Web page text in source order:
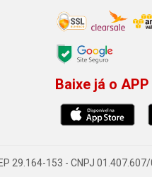
Baixe já o
29.164-153 - CNPJ